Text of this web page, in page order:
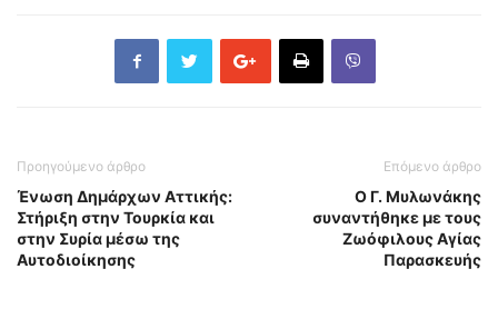
Προηγούμενο άρθρο
Ένωση Δημάρχων Αττικής:
Στήριξη στην Τουρκία και
στην Συρία μέσω της
Αυτοδιοίκησης
Επόμενο άρθρο
Ο Γ. Μυλωνάκης
συναντήθηκε με τους
Ζωόφιλους Αγίας
Παρασκευής